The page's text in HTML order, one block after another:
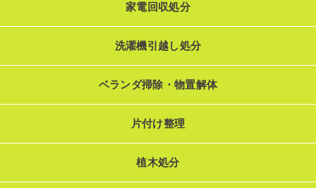
家電回収処分
洗濯機引越し処分
ベランダ掃除・物置解体
片付け整理
植木処分